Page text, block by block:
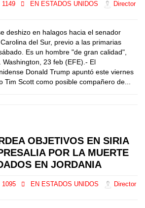
1149 EN ESTADOS UNIDOS
Director
deshizo en halagos hacia el senador
del Sur, previo a las primarias
Es un hombre "de gran calidad",
23 feb (EFE).- El
Donald Trump apuntó este viernes
Tim Scott como posible compañero de...
OBJETIVOS EN SIRIA
POR LA MUERTE
EN JORDANIA
1095 EN ESTADOS UNIDOS
Director